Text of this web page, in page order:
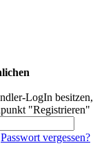
LogIn besitzen,
"Registrieren"
Passwort vergessen?